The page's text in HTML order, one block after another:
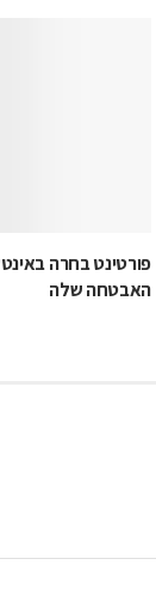
פורטינט בחרה
האבטחה שלה